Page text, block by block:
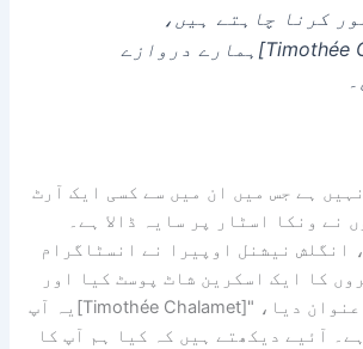
کرنا چاہتے ہیں،
[Timothée Chalamet]ہمارے دروازے
ہے جس میں ان میں سے کسی ایک آرٹ
نے ونکا اسٹار پر سایہ ڈالا ہے۔
انگلش نیشنل اوپیرا نے انسٹاگرام
کا ایک اسکرین شاٹ پوسٹ کیا اور
اس پوسٹ کے ساتھ عنوان دیا، "[Timothée Chalamet]یہ آپ
آئیے دیکھتے ہیں کہ کیا ہم آپ کا